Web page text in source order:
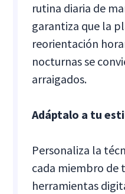
rutina diaria de
garantiza que la
reorientación
nocturnas se
arraigados.
Adáptalo a tu
Personaliza la
cada miembro de
herramientas